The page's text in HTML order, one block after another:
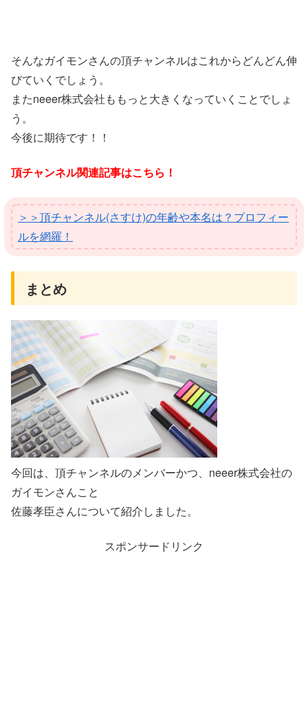
そんなガイモンさんの頂チャンネルはこれからどんどん伸
びていくでしょう。
またneeer株式会社ももっと大きくなっていくことでしょ
う。
今後に期待です！！
頂チャンネル関連記事はこちら！
＞＞頂チャンネル(さすけ)の年齢や本名は？プロフィー
ルを網羅！
まとめ
今回は、頂チャンネルのメンバーかつ、neeer株式会社の
ガイモンさんこと
佐藤孝臣さんについて紹介しました。
スポンサードリンク